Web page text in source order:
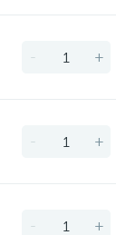
- +
- +
- +